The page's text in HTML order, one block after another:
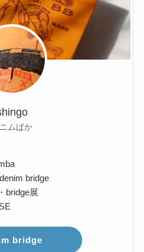
ムばか
bridge
bridge展
bridge